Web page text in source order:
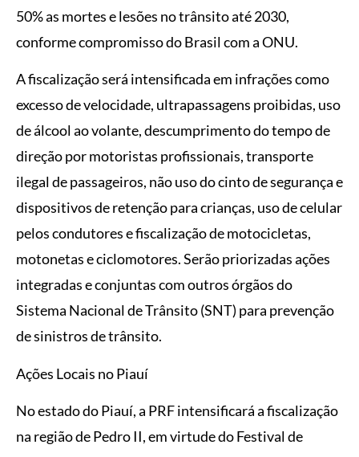
50% as mortes e lesões no trânsito até 2030,
conforme compromisso do Brasil com a ONU.
A fiscalização será intensificada em infrações como
excesso de velocidade, ultrapassagens proibidas, uso
de álcool ao volante, descumprimento do tempo de
direção por motoristas profissionais, transporte
ilegal de passageiros, não uso do cinto de segurança e
dispositivos de retenção para crianças, uso de celular
pelos condutores e fiscalização de motocicletas,
motonetas e ciclomotores. Serão priorizadas ações
integradas e conjuntas com outros órgãos do
Sistema Nacional de Trânsito (SNT) para prevenção
de sinistros de trânsito.
Ações Locais no Piauí
No estado do Piauí, a PRF intensificará a fiscalização
na região de Pedro II, em virtude do Festival de